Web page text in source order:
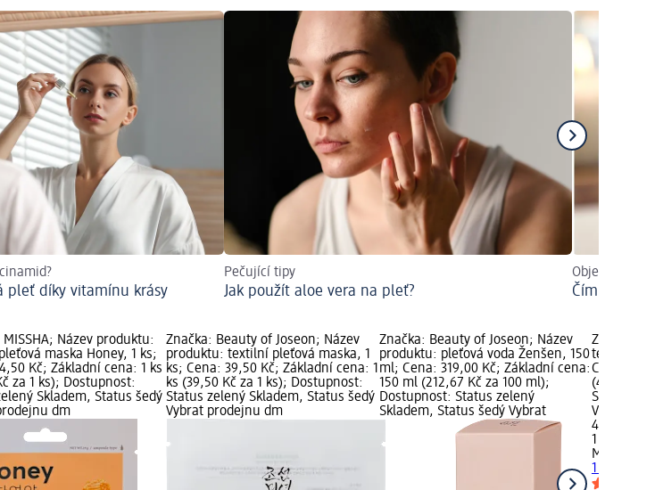
pleť díky vitamínu krásy
Pečující tipy
Jak použít aloe vera na pleť?
Objevte
Čím vyniká
Název produktu:
maska Honey, 1 ks;
Kč; Základní cena: 1 ks
za 1 ks); Dostupnost:
Skladem, Status šedý
dm
Značka: Beauty of Joseon; Název
produktu: textilní pleťová maska, 1
ks; Cena: 39,50 Kč; Základní cena: 1
ks (39,50 Kč za 1 ks); Dostupnost:
Status zelený Skladem, Status šedý
Vybrat prodejnu dm
Značka: Beauty of Joseon; Název
produktu: pleťová voda Ženšen, 150
ml; Cena: 319,00 Kč; Základní cena:
150 ml (212,67 Kč za 100 ml);
Dostupnost: Status zelený
Skladem, Status šedý Vybrat
Značka:
textilní
Cena:
(45,50 Kč
Status
Vybrat
45,50 Kč
1 ks (45,50
MISSHA
1 ks